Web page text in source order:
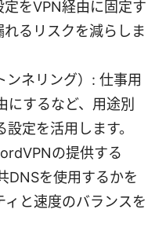
をVPN経由に固定す
るリスクを減らしま
ネリング）: 仕事用
にするなど、用途別
定を活用します。
の提供する
DNSを使用するかを
と速度のバランスを